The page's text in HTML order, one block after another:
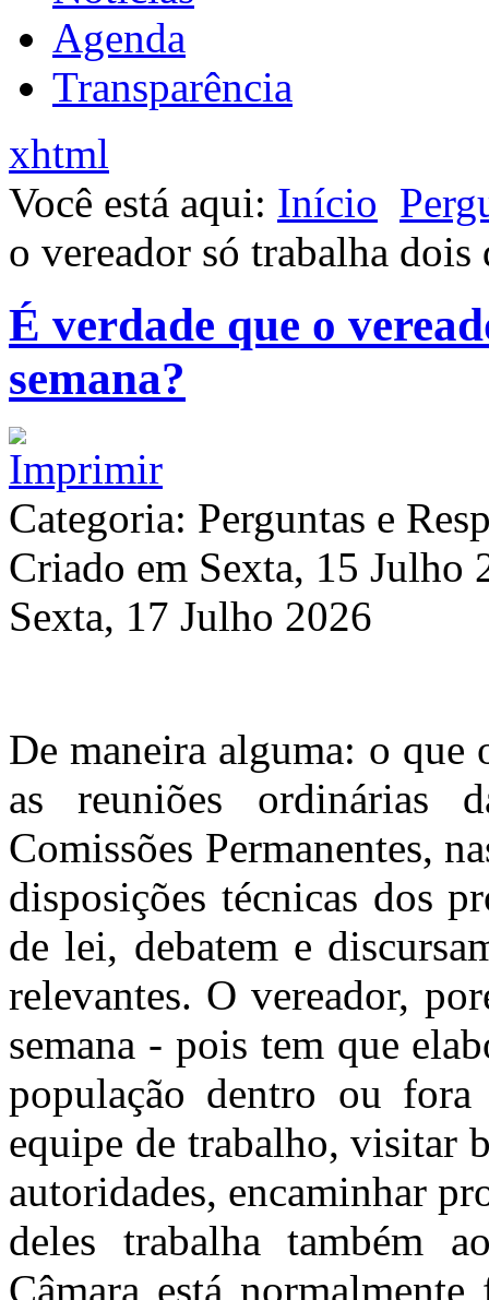
Agenda
Transparência
xhtml
Você está aqui: Início
o vereador só trabalha dois
É verdade que o
semana?
Categoria: Perguntas e
Criado em Sexta, 15 Julho
Sexta, 17 Julho 2026
De maneira alguma: o que
as reuniões ordinárias
Comissões Permanentes,
disposições técnicas dos
de lei, debatem e
relevantes. O vereador,
semana - pois tem que
população dentro ou fora
equipe de trabalho, visitar
autoridades, encaminhar
deles trabalha também
Câmara está